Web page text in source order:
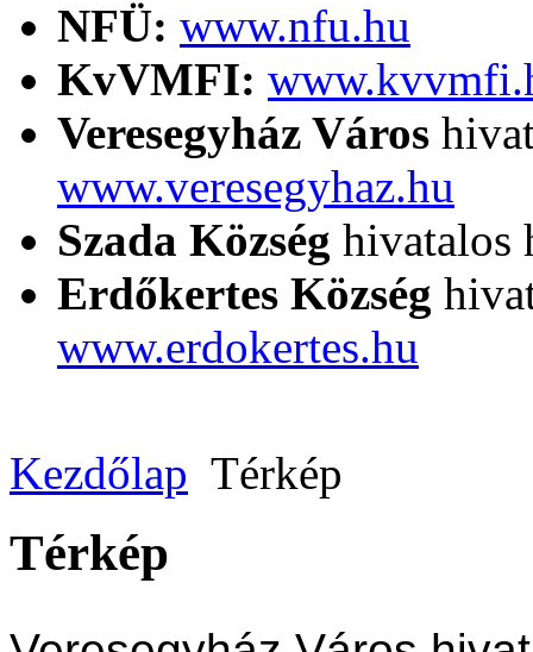
NFÜ: www.nfu.hu
KvVMFI:
Veresegyház Város
www.veresegyhaz.hu
Szada Község hivatalos
Erdőkertes Község
www.erdokertes.hu
Kezdőlap Térkép
Térkép